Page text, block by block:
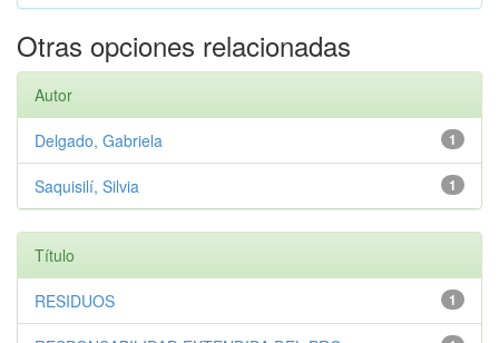
Otras opciones relacionadas
Autor
1
Delgado, Gabriela
1
Saquisilí, Silvia
Título
1
RESIDUOS